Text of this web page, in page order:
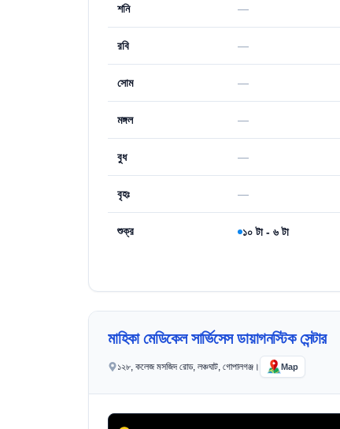
শনি —
রবি —
সোম —
মঙ্গল —
বুধ —
বৃহঃ —
শুক্র ১০ টা - ৬ টা
মাহিকা মেডিকেল সার্ভিসেস ডায়াগনস্টিক সেন্টার
১২৮, কলেজ মসজিদ রোড, লঞ্চঘাট, গোপালগঞ্জ। Map